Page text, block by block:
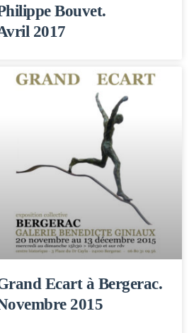
Bouvet.
2017
Ecart à Bergerac.
2015